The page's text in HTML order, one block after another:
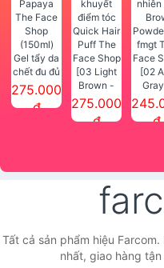
Gel tẩy da
chết đu đủ
SMART
PEELING
275.000
đ
[03 Light
Brown -
Nâu Sáng]
Phấn che
275.000
đ
[02
Khói]
kẻ
Face
đ
Tất cả sản phẩm hiệu
nhất, giao hàng